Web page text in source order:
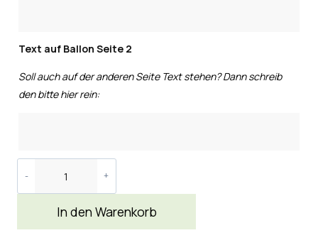
Text auf Ballon Seite 2
Soll auch auf der anderen Seite Text stehen? Dann schreib
den bitte hier rein:
In den Warenkorb